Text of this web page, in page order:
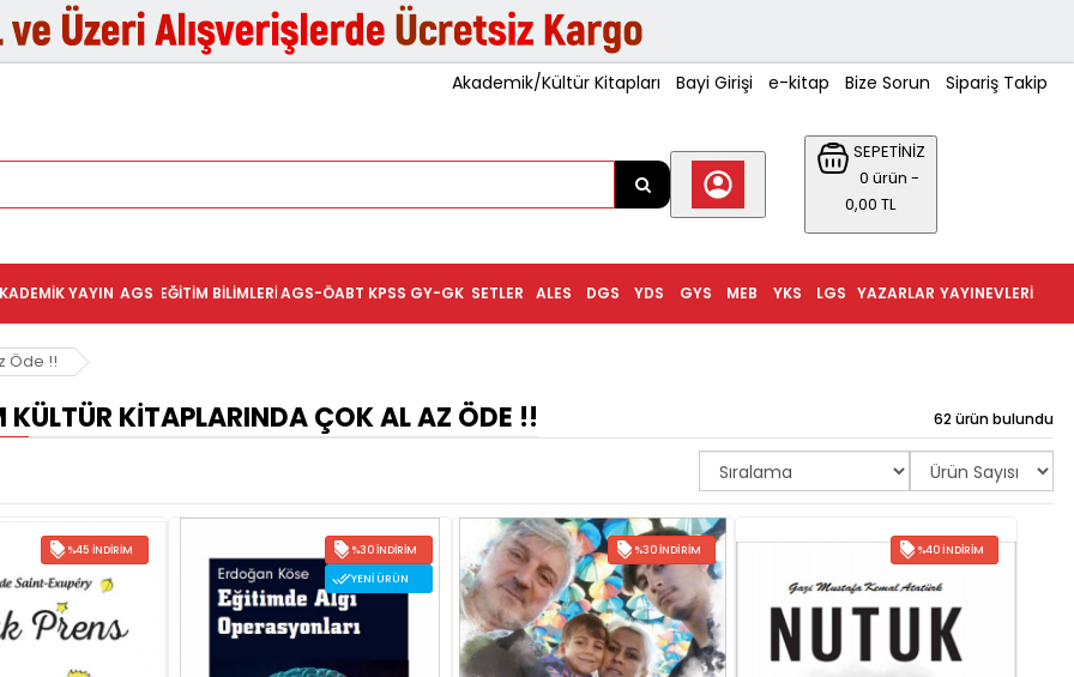
Akademik/Kültür Kitapları Bayi Girişi e-kitap Bize Sorun Sipariş Takip
SEPETİNİZ
0 ürün -
0,00 TL
YAYINEVLERI
YAZARLAR
LGS
YKS
MEB
GYS
YDS
DGS
ALES
SETLER
KPSS GY-GK
AGS-ÖABT
EĞITIM BILIMLERI
AGS
YAYIN
Öde !!
KÜLTÜR KITAPLARINDA ÇOK AL AZ ÖDE !! 62 ürün bulundu
%45 İNDIRIM
%30 İNDIRIM
YENI ÜRÜN
%30 İNDIRIM %40 İNDIRIM